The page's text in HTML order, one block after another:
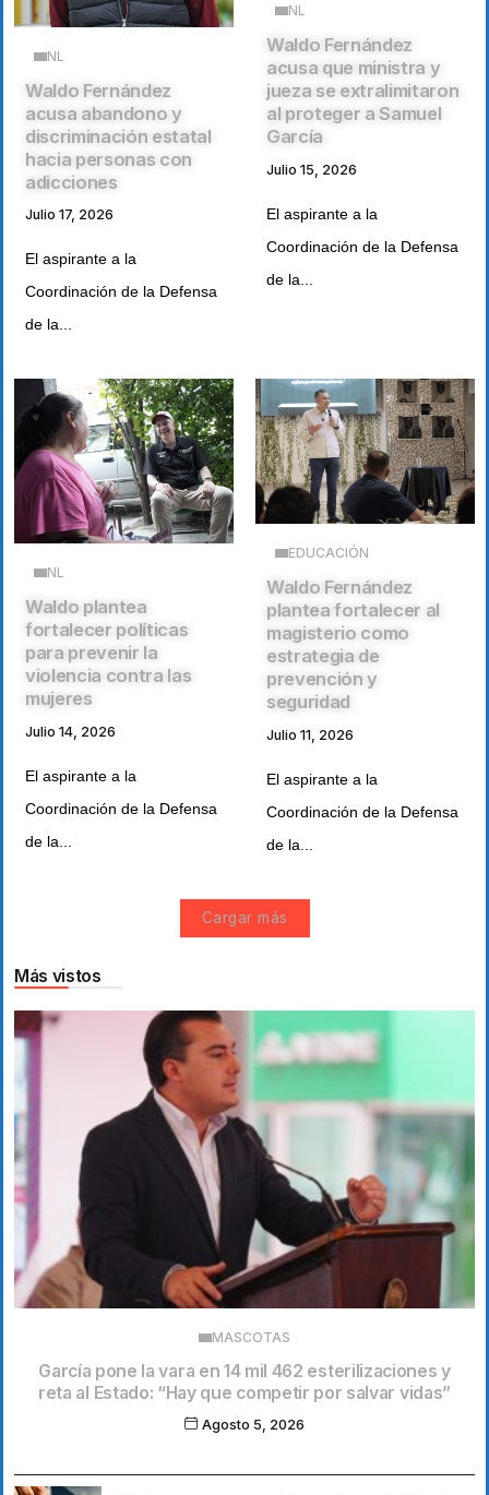
NL
Waldo Fernández
acusa abandono y
discriminación estatal
hacia personas con
adicciones
Julio 17, 2026
El aspirante a la
Coordinación de la Defensa
de la...
NL
Waldo Fernández
acusa que ministra y
jueza se extralimitaron
al proteger a Samuel
García
Julio 15, 2026
El aspirante a la
Coordinación de la Defensa
de la...
NL
Waldo plantea
fortalecer políticas
para prevenir la
violencia contra las
mujeres
Julio 14, 2026
El aspirante a la
Coordinación de la Defensa
de la...
EDUCACIÓN
Waldo Fernández
plantea fortalecer al
magisterio como
estrategia de
prevención y
seguridad
Julio 11, 2026
El aspirante a la
Coordinación de la Defensa
de la...
Cargar más
Más vistos
MASCOTAS
García pone la vara en 14 mil 462 esterilizaciones y
reta al Estado: “Hay que competir por salvar vidas”
Agosto 5, 2026